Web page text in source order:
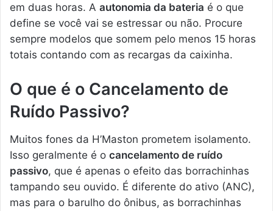
em duas horas. A autonomia da bateria é o que
define se você vai se estressar ou não. Procure
sempre modelos que somem pelo menos 15 horas
totais contando com as recargas da caixinha.
O que é o Cancelamento de
Ruído Passivo?
Muitos fones da H’Maston prometem isolamento.
Isso geralmente é o cancelamento de ruído
passivo, que é apenas o efeito das borrachinhas
tampando seu ouvido. É diferente do ativo (ANC),
mas para o barulho do ônibus, as borrachinhas